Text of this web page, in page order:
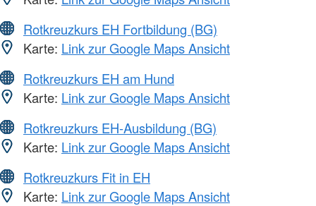
Rotkreuzkurs EH Fortbildung (BG)
Karte: Link zur Google Maps Ansicht
Rotkreuzkurs EH am Hund
Karte: Link zur Google Maps Ansicht
Rotkreuzkurs EH-Ausbildung (BG)
Karte: Link zur Google Maps Ansicht
Rotkreuzkurs Fit in EH
Karte: Link zur Google Maps Ansicht